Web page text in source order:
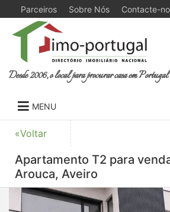
Parceiros Sobre Nós Contacte-
Desde 2006, o local para procurar casa em Portugal
MENU
«Voltar
Apartamento T2 para
Arouca, Aveiro